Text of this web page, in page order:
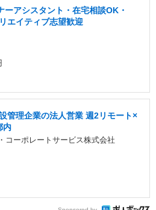
ーアシスタント・在宅相談OK・
エイティブ志望歓迎
管理企業の法人営業 週2リモート×
内
コーポレートサービス株式会社